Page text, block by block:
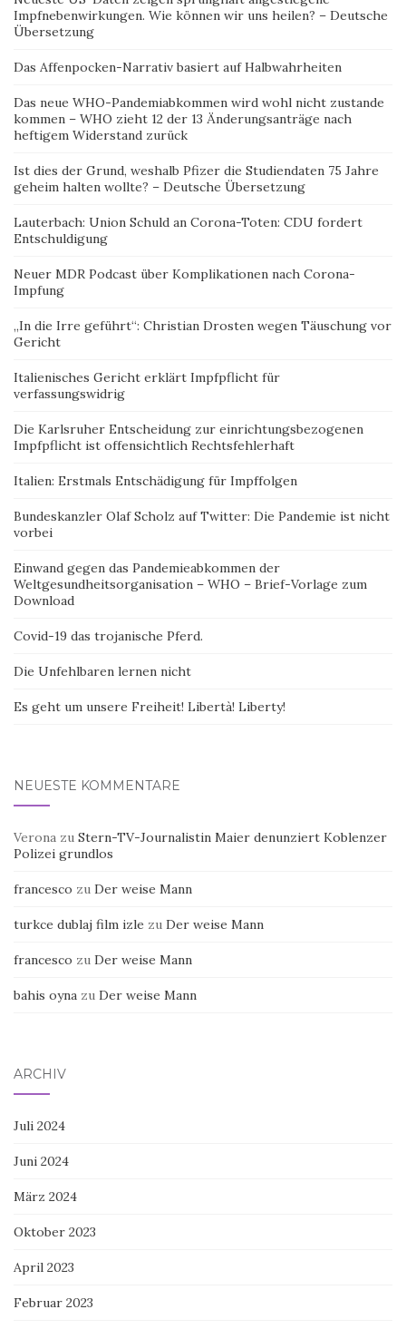
Impfnebenwirkungen. Wie können wir uns heilen? – Deutsche
Übersetzung
Das Affenpocken-Narrativ basiert auf Halbwahrheiten
Das neue WHO-Pandemiabkommen wird wohl nicht zustande
kommen – WHO zieht 12 der 13 Änderungsanträge nach
heftigem Widerstand zurück
Ist dies der Grund, weshalb Pfizer die Studiendaten 75 Jahre
geheim halten wollte? – Deutsche Übersetzung
Lauterbach: Union Schuld an Corona-Toten: CDU fordert
Entschuldigung
Neuer MDR Podcast über Komplikationen nach Corona-
Impfung
„In die Irre geführt“: Christian Drosten wegen Täuschung vor
Gericht
Italienisches Gericht erklärt Impfpflicht für
verfassungswidrig
Die Karlsruher Entscheidung zur einrichtungsbezogenen
Impfpflicht ist offensichtlich Rechtsfehlerhaft
Italien: Erstmals Entschädigung für Impffolgen
Bundeskanzler Olaf Scholz auf Twitter: Die Pandemie ist nicht
vorbei
Einwand gegen das Pandemieabkommen der
Weltgesundheitsorganisation – WHO – Brief-Vorlage zum
Download
Covid-19 das trojanische Pferd.
Die Unfehlbaren lernen nicht
Es geht um unsere Freiheit! Libertà! Liberty!
NEUESTE KOMMENTARE
Verona zu Stern-TV-Journalistin Maier denunziert Koblenzer
Polizei grundlos
francesco zu Der weise Mann
turkce dublaj film izle zu Der weise Mann
francesco zu Der weise Mann
bahis oyna zu Der weise Mann
ARCHIV
Juli 2024
Juni 2024
März 2024
Oktober 2023
April 2023
Februar 2023